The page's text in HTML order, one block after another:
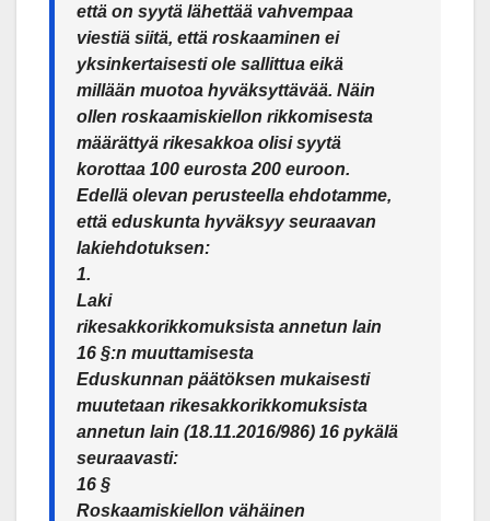
että on syytä lähettää vahvempaa
viestiä siitä, että roskaaminen ei
yksinkertaisesti ole sallittua eikä
millään muotoa hyväksyttävää. Näin
ollen roskaamiskiellon rikkomisesta
määrättyä rikesakkoa olisi syytä
korottaa 100 eurosta 200 euroon.
Edellä olevan perusteella ehdotamme,
että eduskunta hyväksyy seuraavan
lakiehdotuksen:
1.
Laki
rikesakkorikkomuksista annetun lain
16 §:n muuttamisesta
Eduskunnan päätöksen mukaisesti
muutetaan rikesakkorikkomuksista
annetun lain (18.11.2016/986) 16 pykälä
seuraavasti:
16 §
Roskaamiskiellon vähäinen